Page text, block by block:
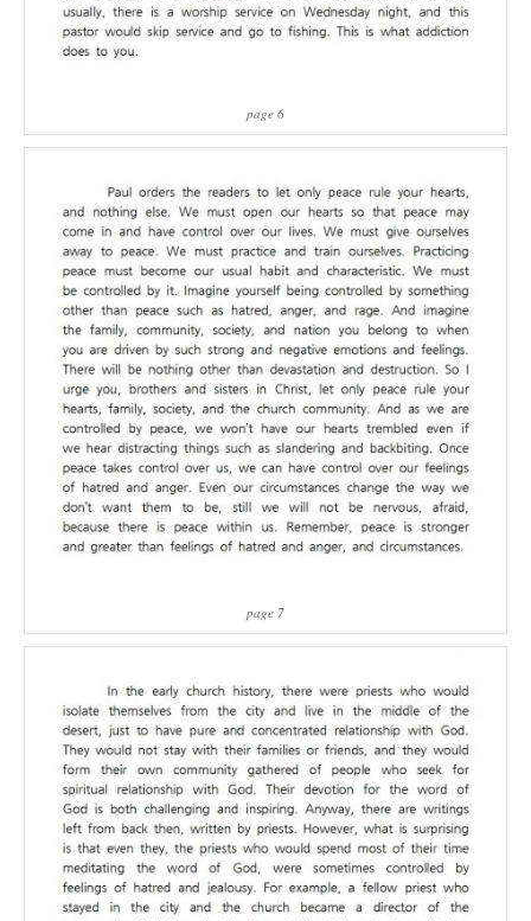
page 6
page 7